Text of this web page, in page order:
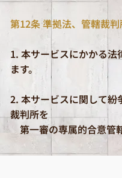
第12条 準拠法、管轄裁
1. 本サービスにかかる
ます。
2. 本サービスに関して
裁判所を
第一審の専属的合意管